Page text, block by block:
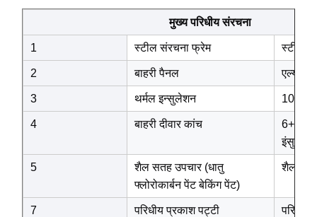
मुख्य परिधीय संरचना
1 स्टील संरचना फ्रेम स्टील
2 बाहरी पैनल
3 थर्मल इन्सुलेशन 100
4 बाहरी दीवार कांच
5
शैल सतह उपचार (धातु
फ्लोरोकार्बन पेंट बेकिंग पेंट)
शैल सतह
7 परिधीय प्रकाश पट्टी परिधीय